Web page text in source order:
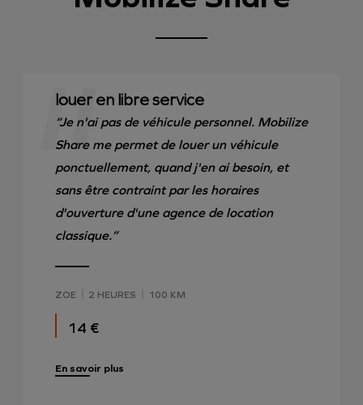
louer en libre service
“Je n'ai pas de véhicule personnel. Mobilize
Share me permet de louer un véhicule
ponctuellement, quand j'en ai besoin, et
sans être contraint par les horaires
d'ouverture d'une agence de location
classique.”
ZOE 2 HEURES 100 KM
14 €
En savoir plus